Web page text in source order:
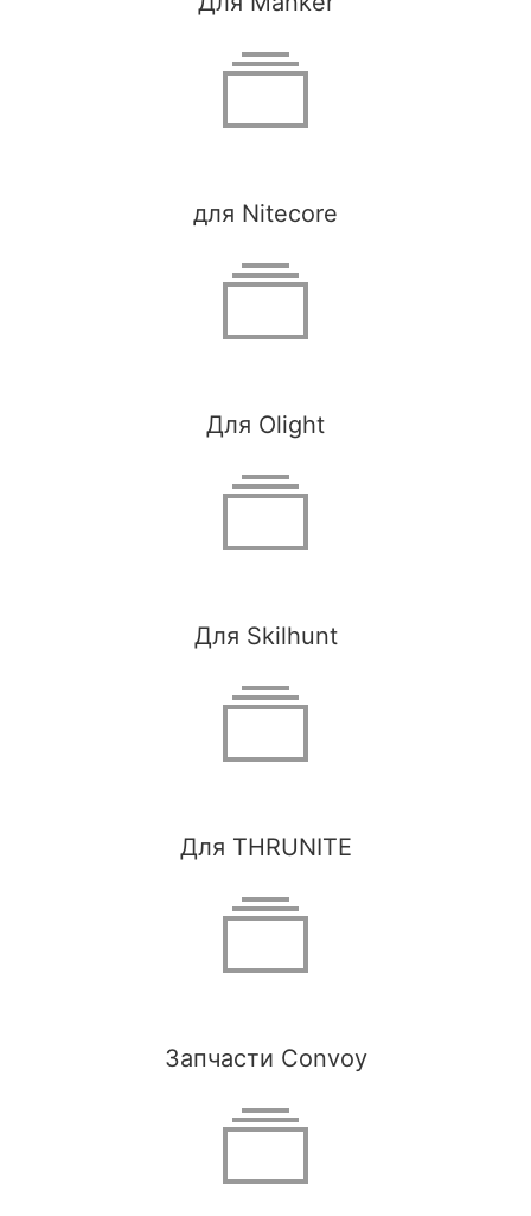
для Nitecore
Для Olight
Для Skilhunt
Для THRUNITE
Запчасти Convoy